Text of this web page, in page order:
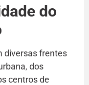
do
diversas frentes
dos
centros de